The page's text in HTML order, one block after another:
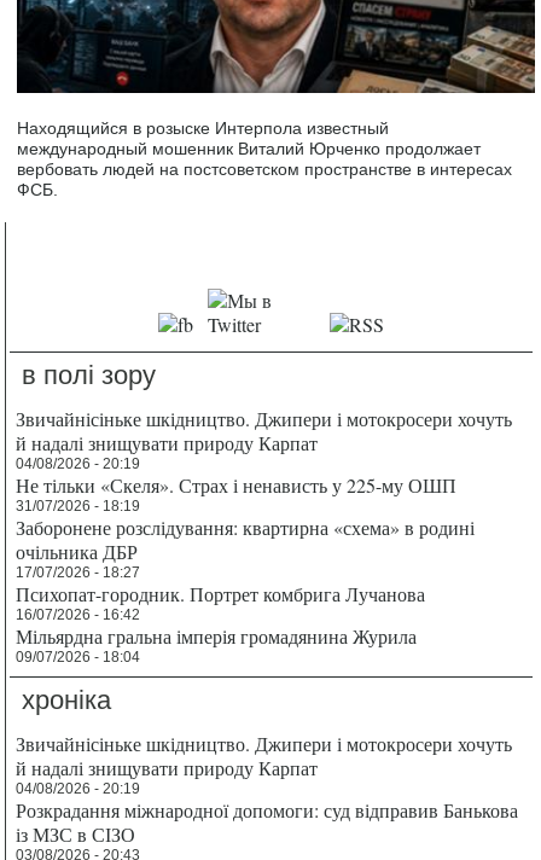
Находящийся в розыске Интерпола известный
международный мошенник Виталий Юрченко продолжает
вербовать людей на постсоветском пространстве в интересах
ФСБ.
в полі зору
Звичайнісіньке шкідництво. Джипери і мотокросери хочуть
й надалі знищувати природу Карпат
04/08/2026 - 20:19
Не тільки «Скеля». Страх і ненависть у 225-му ОШП
31/07/2026 - 18:19
Заборонене розслідування: квартирна «схема» в родині
очільника ДБР
17/07/2026 - 18:27
Психопат-городник. Портрет комбрига Лучанова
16/07/2026 - 16:42
Мільярдна гральна імперія громадянина Журила
09/07/2026 - 18:04
хроніка
Звичайнісіньке шкідництво. Джипери і мотокросери хочуть
й надалі знищувати природу Карпат
04/08/2026 - 20:19
Розкрадання міжнародної допомоги: суд відправив Банькова
із МЗС в СІЗО
03/08/2026 - 20:43